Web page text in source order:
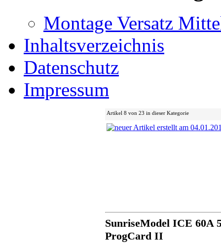
Montage Versatz
Inhaltsverzeichnis
Datenschutz
Impressum
Artikel 8 von 23 in dieser Kategorie
SunriseModel ICE 60A
ProgCard II